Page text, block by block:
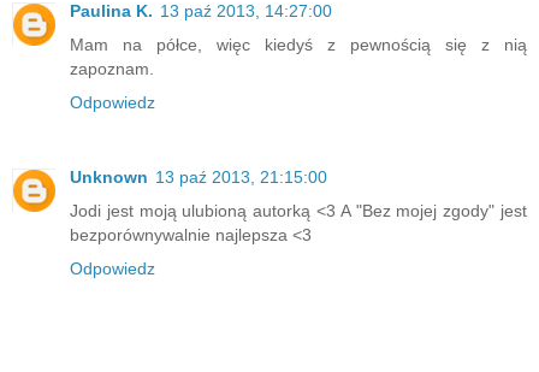
Paulina K. 13 paź 2013, 14:27:00
Mam na półce, więc kiedyś z pewnością się z nią
zapoznam.
Odpowiedz
Unknown 13 paź 2013, 21:15:00
Jodi jest moją ulubioną autorką <3 A "Bez mojej zgody" jest
bezporównywalnie najlepsza <3
Odpowiedz